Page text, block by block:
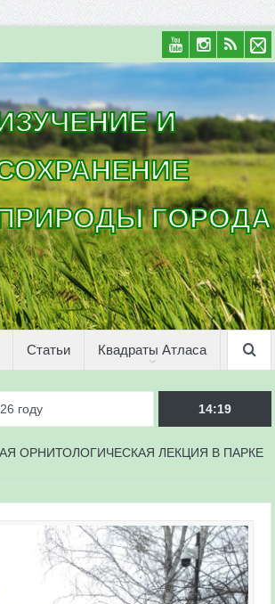
И
ГОРОДА
Статьи Квадраты Атласа
году
«Аврора»
14:19
ОРНИТОЛОГИЧЕСКАЯ ЛЕКЦИЯ В ПАРКЕ